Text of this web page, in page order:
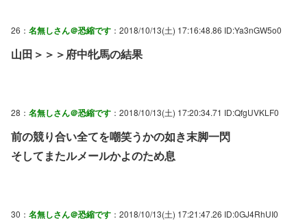
26： 名無しさん＠恐縮です ：2018/10/13(土) 17:16:48.86 ID:Ya3nGW5o0
山田＞＞＞府中牝馬の結果
28： 名無しさん＠恐縮です ：2018/10/13(土) 17:20:34.71 ID:QfgUVKLF0
前の競り合い全てを嘲笑うかの如き末脚一閃
そしてまたルメールかよのため息
30： 名無しさん＠恐縮です ：2018/10/13(土) 17:21:47.26 ID:0GJ4RhUI0